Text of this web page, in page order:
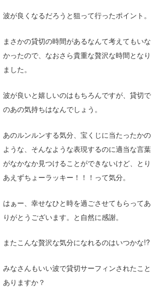
波が良くなるだろうと狙って行ったポイント。
まさかの貸切の時間があるなんて考えてもいな
かったので、なおさら貴重な贅沢な時間となり
ました。
波が良いと嬉しいのはもちろんですが、貸切で
のあの気持ちはなんでしょう。
あのルンルンする気分、宝くじに当たったかの
ような、そんなような表現するのに適当な言葉
がなかなか見つけることができないけど、とり
あえずちょーラッキー！！！って気分。
はぁー、幸せなひと時を過ごさせてもらってあ
りがとうございます。と自然に感謝。
またこんな贅沢な気分になれるのはいつかな!?
みなさんもいい波で貸切サーフィンされたこと
ありますか？
ハンマー
まっきー
上田純子
唐澤予報士
SancheZ
米山予報士
banpaku